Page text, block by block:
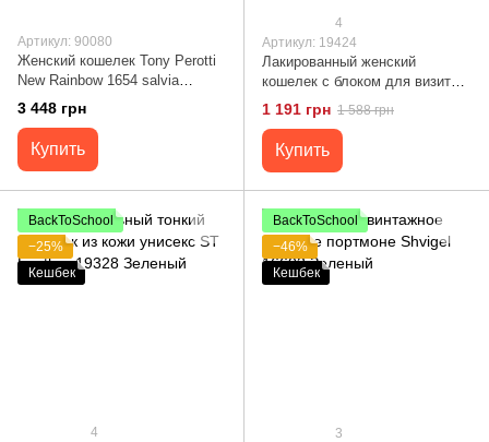
Артикул: 90080
Женский кошелек Tony Perotti
New Rainbow 1654 salvia
(90080) Салатовый
3 448 грн
Купить
4
Артикул: 19424
Лакированный женский
кошелек с блоком для визиток
из натуральной кожи ST
Leather 19424 Зеленый
1 191 грн 1 588 грн
Купить
BackToSchool
−25%
Кешбек
4
BackToSchool
−46%
Кешбек
3